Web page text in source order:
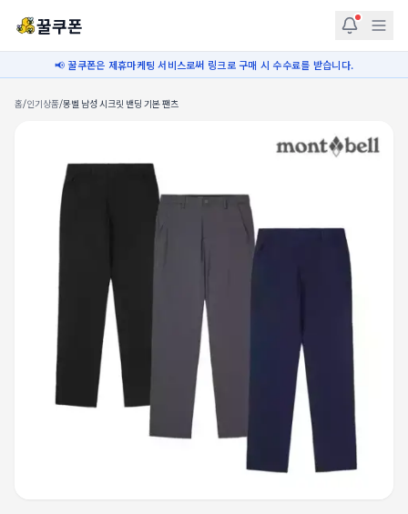
꿀쿠폰
📢 꿀쿠폰은 제휴마케팅 서비스로써 링크로 구매 시 수수료를 받습니다.
홈/인기상품/몽벨 남성 시크릿 밴딩 기본 팬츠